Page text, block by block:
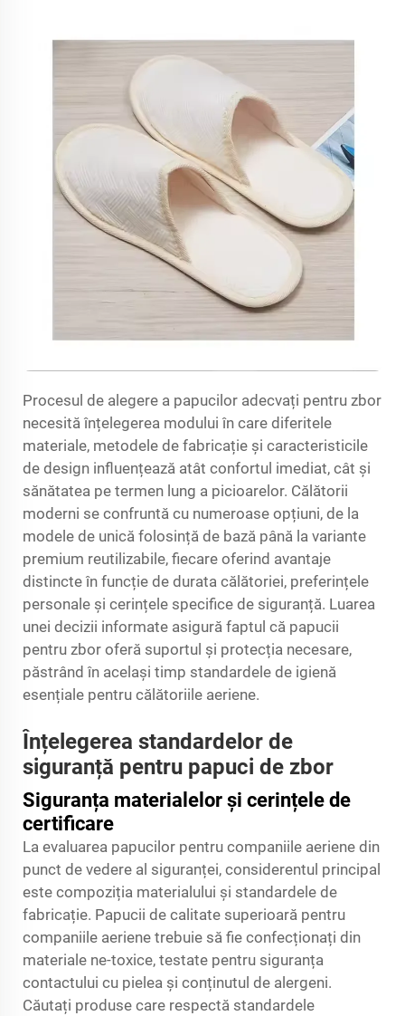
Procesul de alegere a papucilor adecvați pentru zbor
necesită înțelegerea modului în care diferitele
materiale, metodele de fabricație și caracteristicile
de design influențează atât confortul imediat, cât și
sănătatea pe termen lung a picioarelor. Călătorii
moderni se confruntă cu numeroase opțiuni, de la
modele de unică folosință de bază până la variante
premium reutilizabile, fiecare oferind avantaje
distincte în funcție de durata călătoriei, preferințele
personale și cerințele specifice de siguranță. Luarea
unei decizii informate asigură faptul că papucii
pentru zbor oferă suportul și protecția necesare,
păstrând în același timp standardele de igienă
esențiale pentru călătoriile aeriene.
Înțelegerea standardelor de
siguranță pentru papuci de zbor
Siguranța materialelor și cerințele de
certificare
La evaluarea papucilor pentru companiile aeriene din
punct de vedere al siguranței, considerentul principal
este compoziția materialului și standardele de
fabricație. Papucii de calitate superioară pentru
companiile aeriene trebuie să fie confecționați din
materiale ne-toxice, testate pentru siguranța
contactului cu pielea și conținutul de alergeni.
Căutați produse care respectă standardele